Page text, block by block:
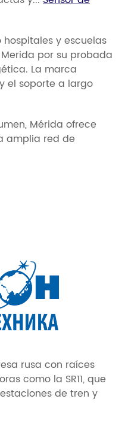
y escuelas
por su probada
La marca
el soporte a largo
Mérida ofrece
amplia red de
rusa con raíces
como la SR11, que
de tren y